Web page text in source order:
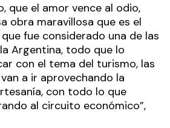
que el amor vence al odio,
obra maravillosa que es el
fue considerado una de las
Argentina, todo que lo
con el tema del turismo, las
a ir aprovechando la
con todo lo que
al circuito económico”,